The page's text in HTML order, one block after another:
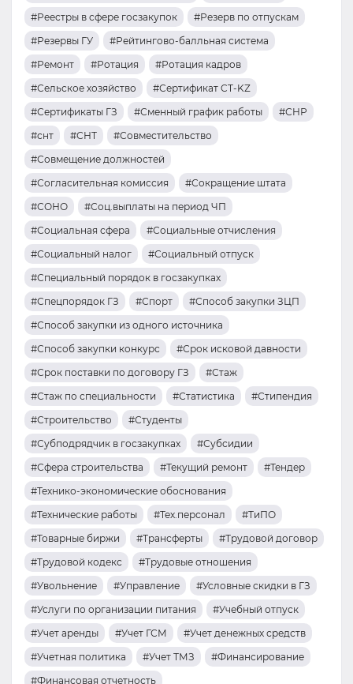
#Реестры в сфере госзакупок
#Резерв по отпускам
#Резервы ГУ
#Рейтингово-балльная система
#Ремонт
#Ротация
#Ротация кадров
#Сельское хозяйство
#Сертификат CT-KZ
#Сертификаты ГЗ
#Сменный график работы
#СНР
#снт
#СНТ
#Совместительство
#Совмещение должностей
#Согласительная комиссия
#Сокращение штата
#СОНО
#Соц.выплаты на период ЧП
#Социальная сфера
#Социальные отчисления
#Социальный налог
#Социальный отпуск
#Специальный порядок в госзакупках
#Спецпорядок ГЗ
#Спорт
#Способ закупки ЗЦП
#Способ закупки из одного источника
#Способ закупки конкурс
#Срок исковой давности
#Срок поставки по договору ГЗ
#Стаж
#Стаж по специальности
#Статистика
#Стипендия
#Строительство
#Студенты
#Субподрядчик в госзакупках
#Субсидии
#Сфера строительства
#Текущий ремонт
#Тендер
#Технико-экономические обоснования
#Технические работы
#Тех.персонал
#ТиПО
#Товарные биржи
#Трансферты
#Трудовой договор
#Трудовой кодекс
#Трудовые отношения
#Увольнение
#Управление
#Условные скидки в ГЗ
#Услуги по организации питания
#Учебный отпуск
#Учет аренды
#Учет ГСМ
#Учет денежных средств
#Учетная политика
#Учет ТМЗ
#Финансирование
#Финансовая отчетность